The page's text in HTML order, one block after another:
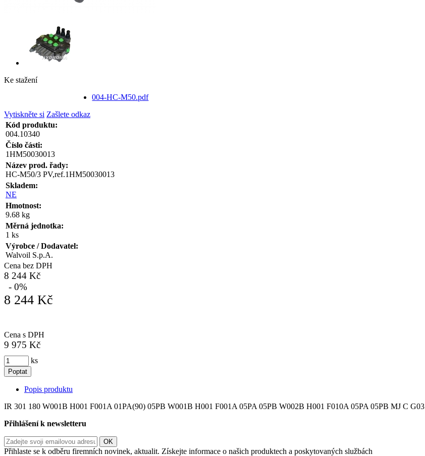
Ke stažení
004-HC-M50.pdf
Vytiskněte si Zašlete odkaz
Kód produktu:
004.10340
Číslo části:
1HM50030013
Název prod. řady:
HC-M50/3 PV,ref.1HM50030013
Skladem:
NE
Hmotnost:
9.68 kg
Měrná jednotka:
1 ks
Výrobce / Dodavatel:
Walvoil S.p.A.
Cena bez DPH
8 244 Kč
- 0%
8 244 Kč
Cena s DPH
9 975 Kč
ks
Poptat
Popis produktu
IR 301 180 W001B H001 F001A 01PA(90) 05PB W001B H001 F001A 05PA 05PB W002B H001 F010A 05PA 05PB MJ C G03
Přihlášení k newsletteru
Přihlaste se k odběru firemních novinek, aktualit. Získejte informace o našich produktech a poskytovaných službách